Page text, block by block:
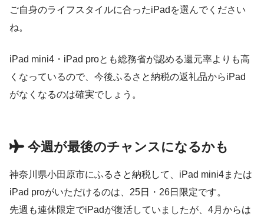
ご自身のライフスタイルに合ったiPadを選んでください
ね。
iPad mini4・iPad proとも総務省が認める還元率よりも高
くなっているので、今後ふるさと納税の返礼品からiPad
がなくなるのは確実でしょう。
今週が最後のチャンスになるかも
神奈川県小田原市にふるさと納税して、iPad mini4または
iPad proがいただけるのは、25日・26日限定です。
先週も連休限定でiPadが復活していましたが、4月からは